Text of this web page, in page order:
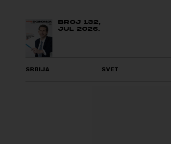
BROJ 132,
JUL 2026.
SRBIJA SVET